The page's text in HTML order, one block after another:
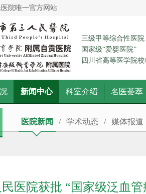
院唯一官方网站
三级甲等综合性医院
国家级“爱婴医院”
四川省高等医学院
新闻中心 科室介绍 名医荟萃
医院新闻 / 学术动态 / 媒体报道
医院获批 “国家级泛血